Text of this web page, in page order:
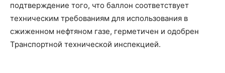
подтверждение того, что баллон соответствует
техническим требованиям для использования в
сжиженном нефтяном газе, герметичен и одобрен
Транспортной технической инспекцией.